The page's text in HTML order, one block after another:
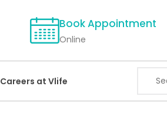
Book Appointment
Online
Careers at Vlife